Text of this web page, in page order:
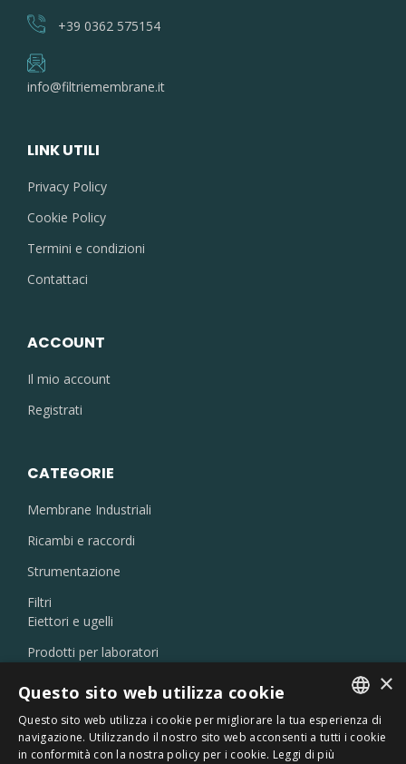
+39 0362 575154
info@filtriemembrane.it
LINK UTILI
Privacy Policy
Cookie Policy
Termini e condizioni
Contattaci
ACCOUNT
Il mio account
Registrati
CATEGORIE
Membrane Industriali
Ricambi e raccordi
Strumentazione
Filtri
Eiettori e ugelli
Prodotti per laboratori
Disoleatori
Prodotti chimici
Debatterizzatori UV
ITALIAN
×
Questo sito web utilizza cookie
Questo sito web utilizza i cookie per migliorare la tua esperienza di
navigazione. Utilizzando il nostro sito web acconsenti a tutti i cookie
in conformità con la nostra policy per i cookie. Leggi di più